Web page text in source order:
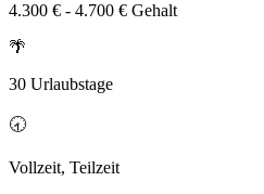
4.300 € - 4.700 € Gehalt
🌴
30 Urlaubstage
🕣
Vollzeit, Teilzeit